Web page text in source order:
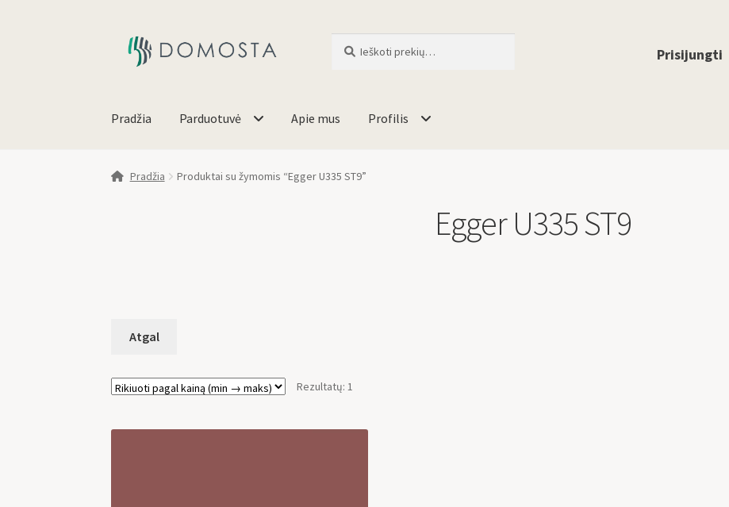
Prisijungti
Pradžia Parduotuvė Apie mus Profilis
Pradžia Produktai su žymomis “Egger U335 ST9”
Egger U335 ST9
Rezultatų: 1